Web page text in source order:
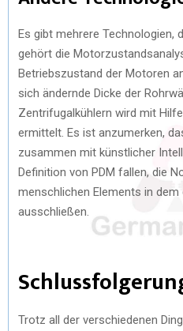
Es gibt mehrere Technologien,
gehört die
Betriebszustand der Motoren
sich ändernde Dicke der
Zentrifugalkühlern wird mit
ermittelt. Es ist anzumerken,
zusammen mit künstlicher
Definition von PDM fallen, die
menschlichen Elements in
ausschließen.
Trotz all der verschiedenen